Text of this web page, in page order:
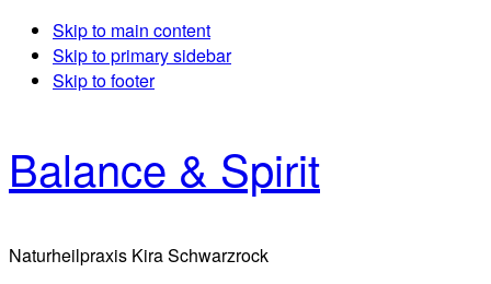
Skip to main content
Skip to primary sidebar
Skip to footer
Balance & Spirit
Naturheilpraxis Kira Schwarzrock